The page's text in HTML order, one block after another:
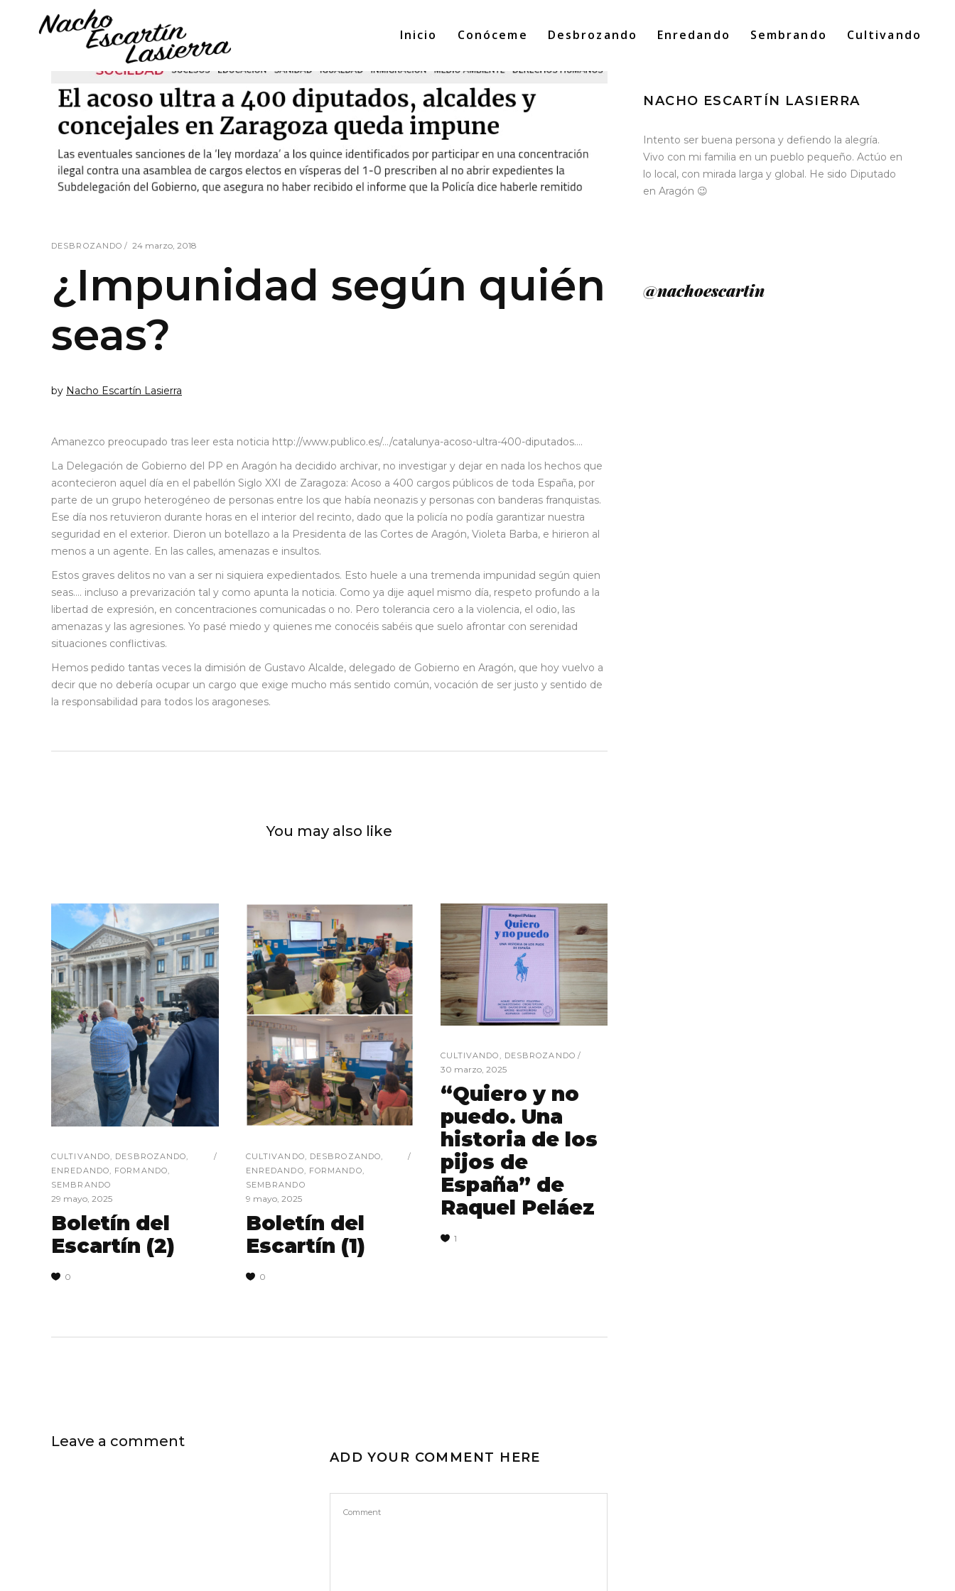
Inicio Conóceme Desbrozando Enredando Sembrando Cultivando
DESBROZANDO 24 marzo, 2018
¿Impunidad según quién
seas?
by Nacho Escartín Lasierra
Amanezco preocupado tras leer esta noticia http://www.publico.es/…/catalunya-acoso-ultra-400-diputados….
La Delegación de Gobierno del PP en Aragón ha decidido archivar, no investigar y dejar en nada los hechos que
acontecieron aquel día en el pabellón Siglo XXI de Zaragoza: Acoso a 400 cargos públicos de toda España, por
parte de un grupo heterogéneo de personas entre los que había neonazis y personas con banderas franquistas.
Ese día nos retuvieron durante horas en el interior del recinto, dado que la policía no podía garantizar nuestra
seguridad en el exterior. Dieron un botellazo a la Presidenta de las Cortes de Aragón, Violeta Barba, e hirieron al
menos a un agente. En las calles, amenazas e insultos.
Estos graves delitos no van a ser ni siquiera expedientados. Esto huele a una tremenda impunidad según quien
seas…. incluso a prevarización tal y como apunta la noticia. Como ya dije aquel mismo día, respeto profundo a la
libertad de expresión, en concentraciones comunicadas o no. Pero tolerancia cero a la violencia, el odio, las
amenazas y las agresiones. Yo pasé miedo y quienes me conocéis sabéis que suelo afrontar con serenidad
situaciones conflictivas.
Hemos pedido tantas veces la dimisión de Gustavo Alcalde, delegado de Gobierno en Aragón, que hoy vuelvo a
decir que no debería ocupar un cargo que exige mucho más sentido común, vocación de ser justo y sentido de
la responsabilidad para todos los aragoneses.
You may also like
CULTIVANDO, DESBROZANDO,
ENREDANDO, FORMANDO,
SEMBRANDO
29 mayo, 2025
Boletín del
Escartín (2)
0
CULTIVANDO, DESBROZANDO,
ENREDANDO, FORMANDO,
SEMBRANDO
9 mayo, 2025
Boletín del
Escartín (1)
0
CULTIVANDO , DESBROZANDO
30 marzo, 2025
“Quiero y no
puedo. Una
historia de los
pijos de
España” de
Raquel Peláez
1
Leave a comment
ADD YOUR COMMENT HERE
Search
NACHO ESCARTÍN LASIERRA
Intento ser buena persona y defiendo la alegría.
Vivo con mi familia en un pueblo pequeño. Actúo en
lo local, con mirada larga y global. He sido Diputado
en Aragón 😉
@nachoescartin